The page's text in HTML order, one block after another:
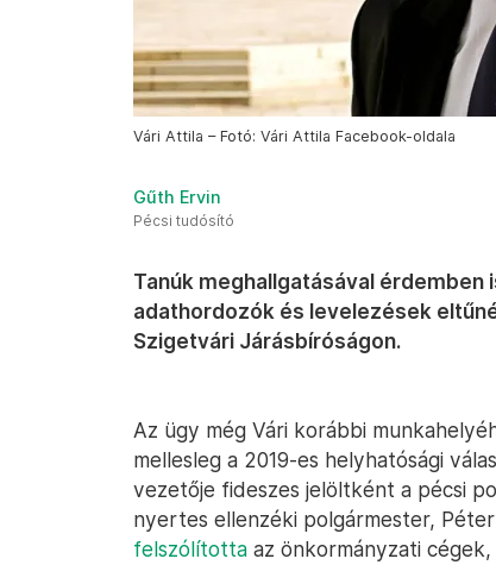
Vári Attila – Fotó: Vári Attila Facebook-oldala
Gűth Ervin
Pécsi tudósító
Tanúk meghallgatásával
adathordozók és levelezések
Szigetvári Járásbíróságon.
Az ügy még Vári korábbi
mellesleg a 2019-es helyhatósági
vezetője fideszes jelöltként a pécsi
nyertes ellenzéki polgármester,
felszólította az önkormányzati